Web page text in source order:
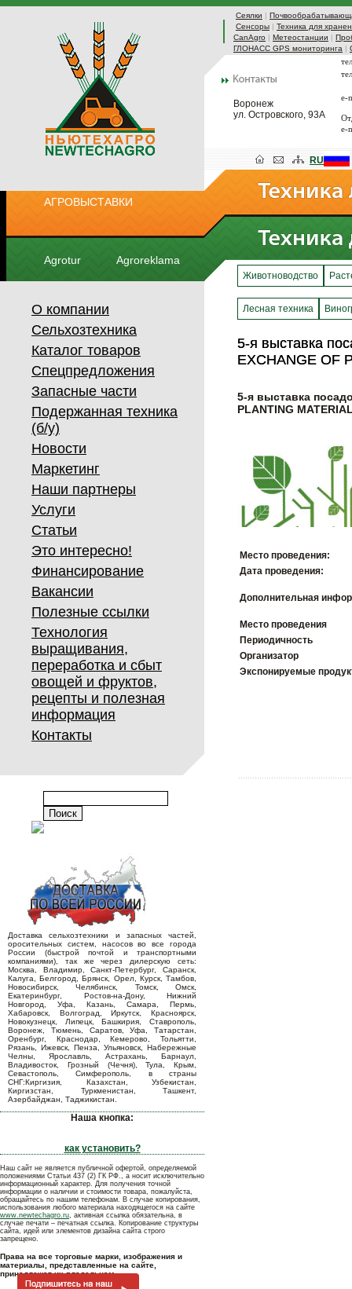
Сеялки |
Сенсоры | Техника для
CanAgro | Метеостанции |
ГЛОНАСС GPS мониторинга |
Воронеж
ул. Островского, 93А
e-
e-
АГРОВЫСТАВКИ
Agrotur Agroreklama
RU
О компании
Сельхозтехника
Каталог товаров
Спецпредложения
Запасные части
Подержанная техника
(б/у)
Новости
Маркетинг
Наши партнеры
Услуги
Статьи
Это интересно!
Финансирование
Вакансии
Полезные ссылки
Технология
выращивания,
переработка и сбыт
овощей и фруктов,
рецепты и полезная
информация
Контакты
Доставка сельхозтехники и запасных частей,
оросительных систем, насосов во все города
России (быстрой почтой и транспортными
компаниями), так же через дилерскую сеть:
Москва, Владимир, Санкт-Петербург, Саранск,
Калуга, Белгород, Брянск, Орел, Курск, Тамбов,
Новосибирск, Челябинск, Томск, Омск,
Екатеринбург, Ростов-на-Дону, Нижний
Новгород, Уфа, Казань, Самара, Пермь,
Хабаровск, Волгоград, Иркутск, Красноярск,
Новокузнецк, Липецк, Башкирия, Ставрополь,
Воронеж, Тюмень, Саратов, Уфа, Татарстан,
Оренбург, Краснодар, Кемерово, Тольятти,
Рязань, Ижевск, Пенза, Ульяновск, Набережные
Челны, Ярославль, Астрахань, Барнаул,
Владивосток, Грозный (Чечня), Тула, Крым,
Севастополь, Симферополь, в страны
СНГ:Киргизия, Казахстан, Узбекистан,
Киргизстан, Туркменистан, Ташкент,
Азербайджан, Таджикистан.
Наша кнопка:
как установить?
Наш сайт не является публичной офертой, определяемой
положениями Статьи 437 (2) ГК РФ., а носит исключительно
информационный характер. Для получения точной
информации о наличии и стоимости товара, пожалуйста,
обращайтесь по нашим телефонам. В случае копирования,
использования любого материала находящегося на сайте
www.newtechagro.ru, активная ссылка обязательна, в
случае печати – печатная ссылка. Копирование структуры
сайта, идей или элементов дизайна сайта строго
запрещено.
Права на все торговые марки, изображения и
материалы, представленные на сайте,
принадлежат их владельцам.
Животноводство
Лесная техника
5-я выставка
EXCHANGE OF
5-я выставка
EXCHANGE OF
5-я выставка
PLANTING
Место проведения:
Дата проведения:
Дополнительная
Место проведения
Периодичность
Организатор
Экспонируемые